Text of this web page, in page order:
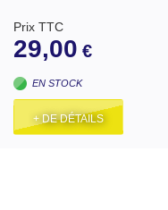
Prix TTC
29,00 €
EN STOCK
+ DE DÉTAILS